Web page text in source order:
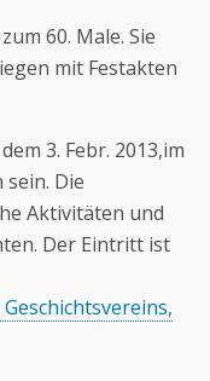
60. Male. Sie
mit Festakten
3. Febr. 2013,im
Die
Aktivitäten und
Der Eintritt ist